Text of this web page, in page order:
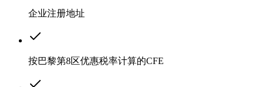
企业注册地址
按巴黎第8区优惠税率计算的CFE